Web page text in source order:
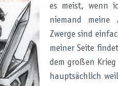
es meist, wenn
niemand meine
Zwerge sind
meiner Seite
dem großen Krieg
hauptsächlich